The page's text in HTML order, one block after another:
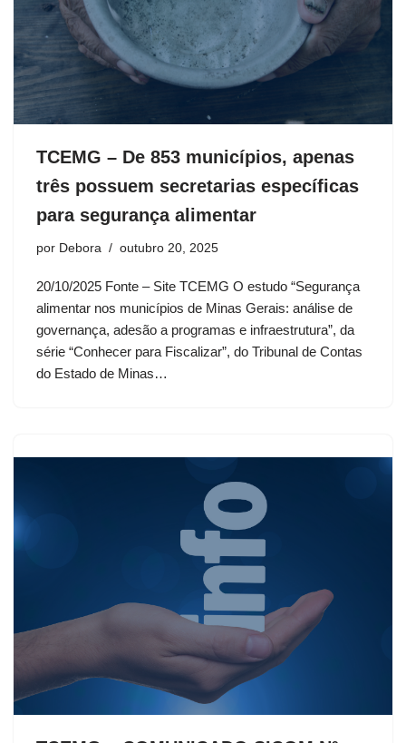
TCEMG – De 853 municípios, apenas
três possuem secretarias específicas
para segurança alimentar
por Debora outubro 20, 2025
20/10/2025 Fonte – Site TCEMG O estudo “Segurança
alimentar nos municípios de Minas Gerais: análise de
governança, adesão a programas e infraestrutura”, da
série “Conhecer para Fiscalizar”, do Tribunal de Contas
do Estado de Minas…